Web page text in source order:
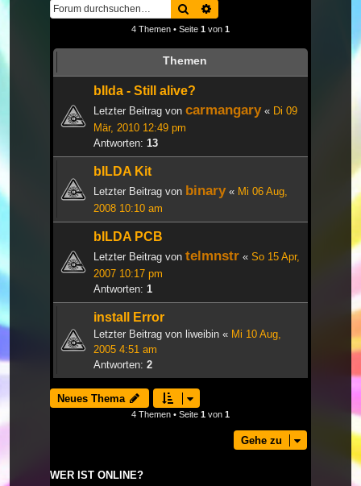
Suche
4 Themen • Seite 1 von 1
Themen
bIlda - Still alive?
Letzter Beitrag von carmangary« Di 09
Mär, 2010 12:49 pm
Antworten: 13
bILDA Kit
Letzter Beitrag von binary« Mi 06 Aug,
2008 10:10 am
bILDA PCB
Letzter Beitrag von telmnstr « So 15 Apr,
2007 10:17 pm
Antworten: 1
install Error
Letzter Beitrag von liweibin « Mi 10 Aug,
2005 4:51 am
Antworten: 2
Neues Thema
4 Themen • Seite 1 von 1
Gehe zu
WER IST ONLINE?